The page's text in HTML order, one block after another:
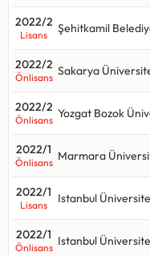
cevabı eğitim türüne
Lisans düzeyinde
Ortaöğretim
Kpss sınavı ile hangi
kaç puan gerekir, kpss
Veznedar ortalama maaşı
olup, 2026 Ocak genel
2022/2
Lisans Şehitkamil
2022/2
Önlisans Sakarya
2022/2
Önlisans Yozgat Bozok
2022/1
Önlisans Marmara
2022/1
Lisans Istanbul
2022/1
Önlisans Istanbul